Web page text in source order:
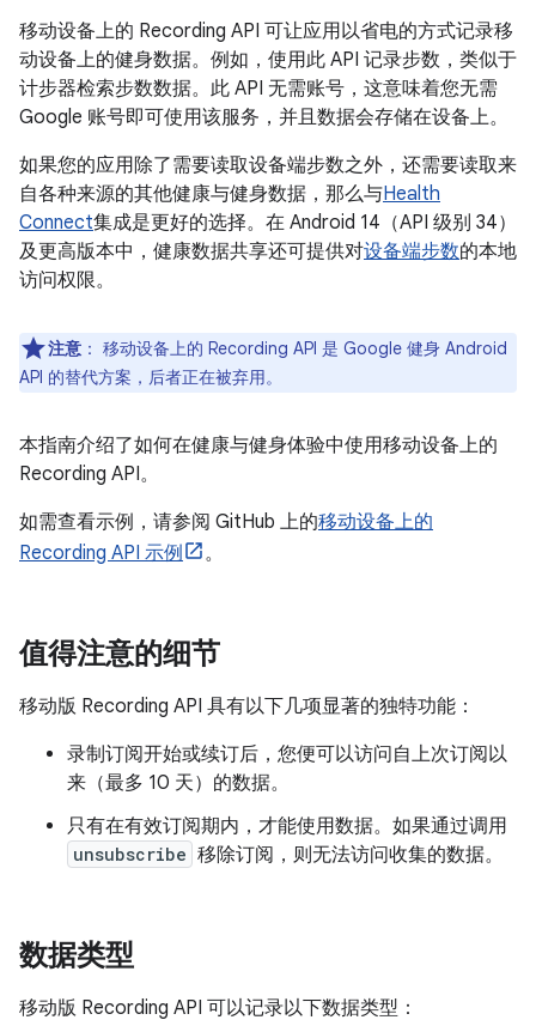
移动设备上的 Recording API 可让应用以省电的方式记录移
动设备上的健身数据。例如，使用此 API 记录步数，类似于
计步器检索步数数据。此 API 无需账号，这意味着您无需
Google 账号即可使用该服务，并且数据会存储在设备上。
如果您的应用除了需要读取设备端步数之外，还需要读取来
自各种来源的其他健康与健身数据，那么与Health
Connect集成是更好的选择。在 Android 14（API 级别 34）
及更高版本中，健康数据共享还可提供对设备端步数的本地
访问权限。
注意 ： 移动设备上的 Recording API 是 Google 健身 Android
API 的替代方案，后者正在被弃用。
本指南介绍了如何在健康与健身体验中使用移动设备上的
Recording API。
如需查看示例，请参阅 GitHub 上的移动设备上的
Recording API 示例
。
值得注意的细节
移动版 Recording API 具有以下几项显著的独特功能：
录制订阅开始或续订后，您便可以访问自上次订阅以
来（最多 10 天）的数据。
只有在有效订阅期内，才能使用数据。如果通过调用
unsubscribe 移除订阅，则无法访问收集的数据。
数据类型
移动版 Recording API 可以记录以下数据类型：